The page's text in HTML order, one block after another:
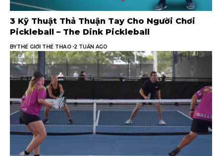
3 Kỹ Thuật Thả Thuận Tay Cho Người Chơi
Pickleball – The Dink Pickleball
BYTHẾ GIỚI THỂ THAO 2 TUẦN AGO